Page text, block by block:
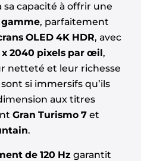
sa capacité à offrir une
gamme, parfaitement
OLED 4K HDR, avec
x 2040 pixels par œil,
netteté et leur richesse
si immersifs qu’ils
aux titres
Gran Turismo 7et
.
de 120 Hzgarantit